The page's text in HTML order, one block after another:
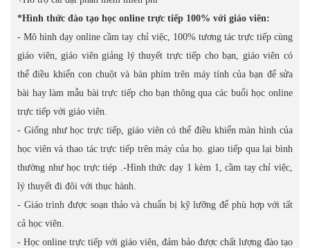
*Hình thức đào tạo học online trực tiếp 100% với giáo viên:
- Mô hình dạy online cầm tay chỉ việc, 100% tương tác trực tiếp cùng
giáo viên, giáo viên giảng lý thuyết trực tiếp cho bạn, giáo viên có
thể điều khiển con chuột và bàn phím trên máy tính của bạn để sửa
bài hay làm mẫu bài trực tiếp cho bạn thông qua các buổi học online
trực tiếp với giáo viên.
- Giống như học trực tiếp, giáo viên có thể điều khiển màn hình của
học viên và thao tác trực tiếp trên máy của họ. giao tiếp qua lại bình
thường như học trực tiép .-Hình thức dạy 1 kèm 1, cầm tay chỉ việc,
lý thuyết đi đôi với thục hành.
- Giáo trình được soạn thảo và chuẩn bị kỹ lưỡng để phù hợp với tất
cả học viên.
- Học online trực tiếp với giáo viên, đảm bảo được chất lượng đào tạo